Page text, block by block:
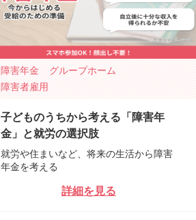
障害年金
グループホーム
障害者雇用
子どものうちから考える「障害年
金」と就労の選択肢
就労や住まいなど、将来の生活から障害
年金を考える
詳細を見る